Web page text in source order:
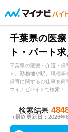
千葉県の医
ト・パート
千葉県の医療・介護・保
ト。勤務地や駅、職種
保育に関するお仕事を簡
マイナビバイトで検索！
検索結果
（最終更新日：2026年